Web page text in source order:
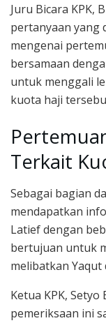
Juru Bicara KPK,
pertanyaan yang
mengenai
bersamaan
untuk menggali
kuota haji
Terkait
Sebagai bagian
mendapatkan
Latief dengan
bertujuan untuk
melibatkan
Ketua KPK,
pemeriksaan ini